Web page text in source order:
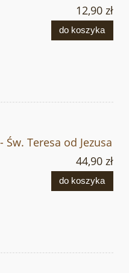
12,90 zł
do koszyka
Św. Teresa od Jezusa
44,90 zł
do koszyka